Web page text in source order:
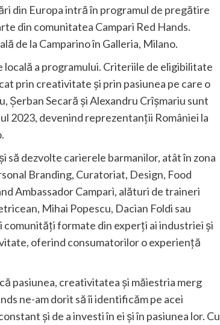
din Europa intră în programul de pregătire
din comunitatea Campari Red Hands.
de la Camparino în Galleria, Milano.
a programului. Criteriile de eligibilitate
prin creativitate și prin pasiunea pe care o
Șerban Secară și Alexandru Crîșmariu sunt
2023, devenind reprezentanții României la
să dezvolte carierele barmanilor, atât în zona
Branding, Curatoriat, Design, Food
Ambassador Campari, alături de traineri
Mihai Popescu, Dacian Foldi sau
comunități formate din experți ai industriei și
oferind consumatorilor o experiență
pasiunea, creativitatea și măiestria merg
ne-am dorit să îi identificăm pe acei
și de a investi în ei și în pasiunea lor. Cu